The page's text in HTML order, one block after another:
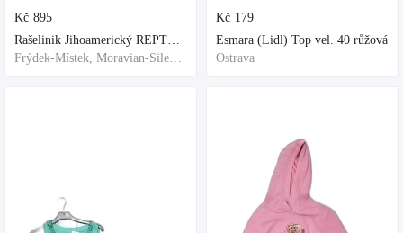
Kč 895
Rašelinik Jihoamerický REPTER - 5 balení - 500g -
Frýdek-Místek, Moravian-Silesian Region,Others
Kč 179
Esmara (Lidl) Top vel. 40 růžová
Ostrava